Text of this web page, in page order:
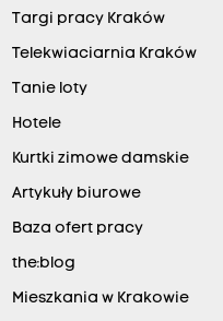
Targi pracy Kraków
Telekwiaciarnia Kraków
Tanie loty
Hotele
Kurtki zimowe damskie
Artykuły biurowe
Baza ofert pracy
the:blog
Mieszkania w Krakowie